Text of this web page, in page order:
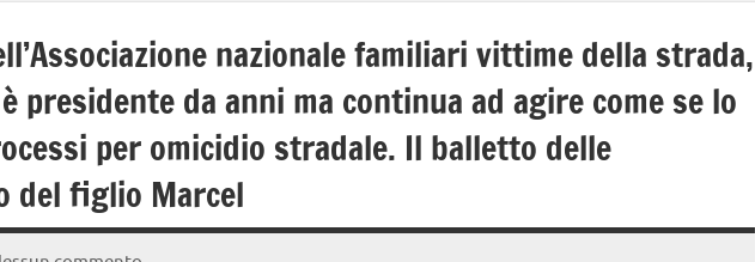
nazionale familiari vittime della strada,
presidente da anni ma continua ad agire come se lo
per omicidio stradale. Il balletto delle
del figlio Marcel